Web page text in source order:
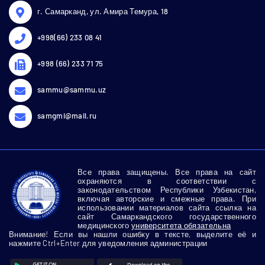
г. Самарканд, ул. Амира Темура, 18
+998(66) 233 08 41
+998 (66) 233 71 75
sammu@sammu.uz
samgmi@mail.ru
Все права защищены. Все права на сайт
охраняются в соответствии с
законодательством Республики Узбекистан,
включая авторские и смежные права. При
использовании материалов сайта ссылка на
сайт Самаркандского государственного
медицинского университета обязательна
Внимание! Если вы нашли ошибку в тексте, выделите её и
нажмите Ctrl+Enter для уведомления администрации